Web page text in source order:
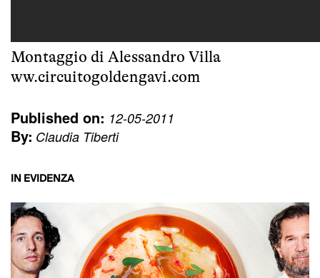
Montaggio di Alessandro Villa
ww.circuitogoldengavi.com
Published on: 12-05-2011
By: Claudia Tiberti
IN EVIDENZA